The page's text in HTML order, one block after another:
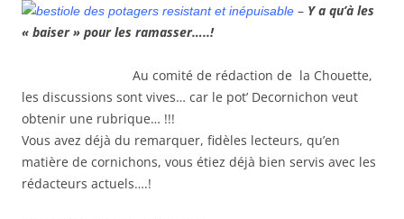
– Y a qu’à les
« baiser » pour les ramasser…..!
Au comité de rédaction de la Chouette,
les discussions sont vives… car le pot’ Decornichon veut
obtenir une rubrique… !!!
Vous avez déjà du remarquer, fidèles lecteurs, qu’en
matière de cornichons, vous étiez déjà bien servis avec les
rédacteurs actuels….!